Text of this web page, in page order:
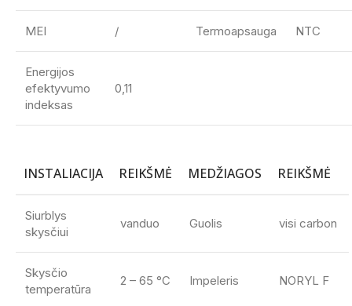
MEI / Termoapsauga NTC
Energijos
efektyvumo
indeksas
0,11
INSTALIACIJA REIKŠMĖ MEDŽIAGOS REIKŠMĖ
Siurblys
skysčiui
vanduo Guolis visi carbon
Skysčio
temperatūra
2 – 65 °C Impeleris NORYL F